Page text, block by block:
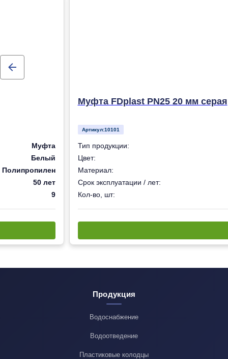
Муфта
Белый
Полипропилен
50 лет
9
Муфта FDplast PN25 20 мм серая
Артикул:10101
Тип продукции:
Цвет:
Материал:
Срок эксплуатации / лет:
Кол-во, шт:
Продукция
Водоснабжение
Водоотведение
Пластиковые колодцы